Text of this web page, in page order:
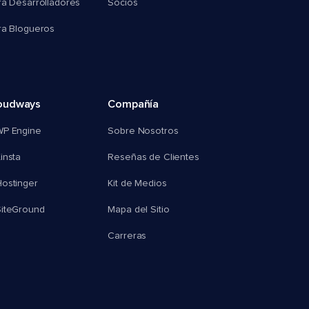
Desarrolladores
Blogueros
Socios
Engine
Compañía
Sobre Nosotros
Reseñas de Clientes
Kit de Medios
Mapa del Sitio
Carreras